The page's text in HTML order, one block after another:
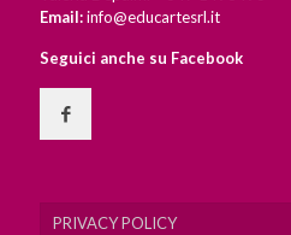
Email:info@educartesrl.it
Seguici anche su Facebook
PRIVACY POLICY